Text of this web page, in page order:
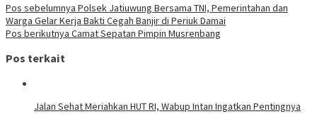
Pos sebelumnya Polsek Jatiuwung Bersama TNI, Pemerintahan dan
Warga Gelar Kerja Bakti Cegah Banjir di Periuk Damai
Pos berikutnya Camat Sepatan Pimpin Musrenbang
Pos terkait
Jalan Sehat Meriahkan HUT RI, Wabup Intan Ingatkan Pentingnya